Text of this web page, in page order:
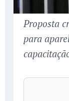
Proposta
para